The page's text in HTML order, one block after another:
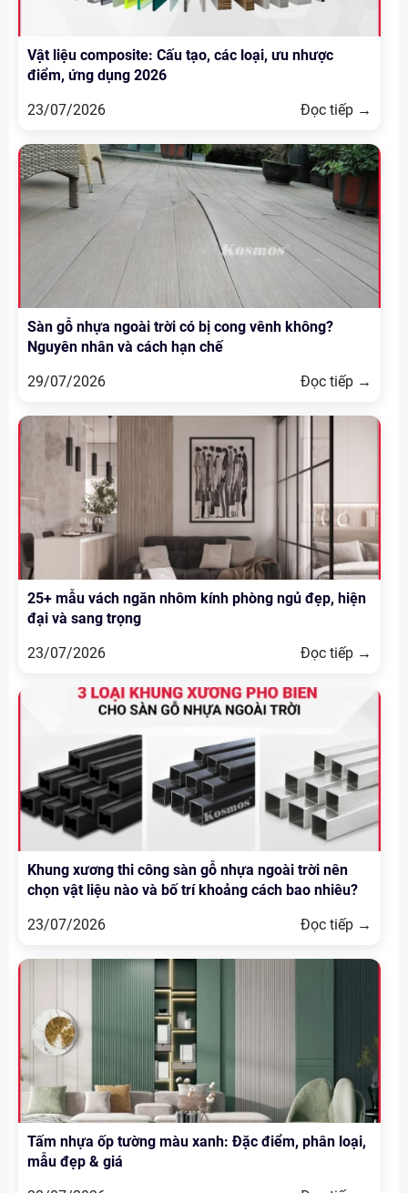
Vật liệu composite: Cấu tạo, các loại, ưu nhược
điểm, ứng dụng 2026
23/07/2026
Đọc tiếp →
Sàn gỗ nhựa ngoài trời có bị cong vênh không?
Nguyên nhân và cách hạn chế
29/07/2026
Đọc tiếp →
25+ mẫu vách ngăn nhôm kính phòng ngủ đẹp, hiện
đại và sang trọng
23/07/2026
Đọc tiếp →
Khung xương thi công sàn gỗ nhựa ngoài trời nên
chọn vật liệu nào và bố trí khoảng cách bao nhiêu?
23/07/2026
Đọc tiếp →
Tấm nhựa ốp tường màu xanh: Đặc điểm, phân loại,
mẫu đẹp & giá